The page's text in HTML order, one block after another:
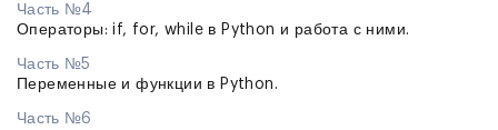
Часть №4
Операторы: if, for, while в Python и работа с ними.
Часть №5
Переменные и функции в Python.
Часть №6